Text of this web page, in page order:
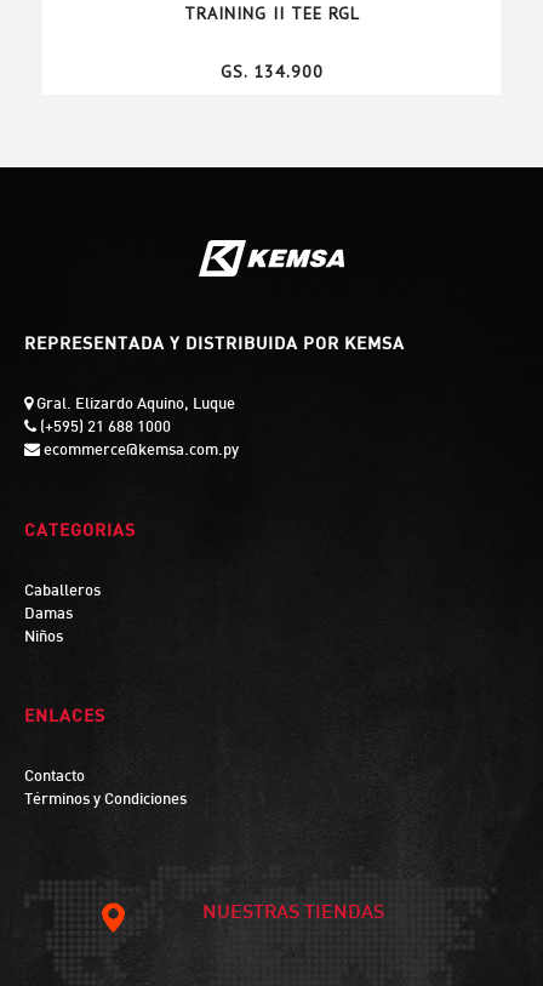
TRAINING II TEE RGL
GS. 134.900
REPRESENTADA Y DISTRIBUIDA POR KEMSA
Gral. Elizardo Aquino, Luque
(+595) 21 688 1000
ecommerce@kemsa.com.py
CATEGORIAS
Caballeros
Damas
Niños
ENLACES
Contacto
Términos y Condiciones
NUESTRAS TIENDAS